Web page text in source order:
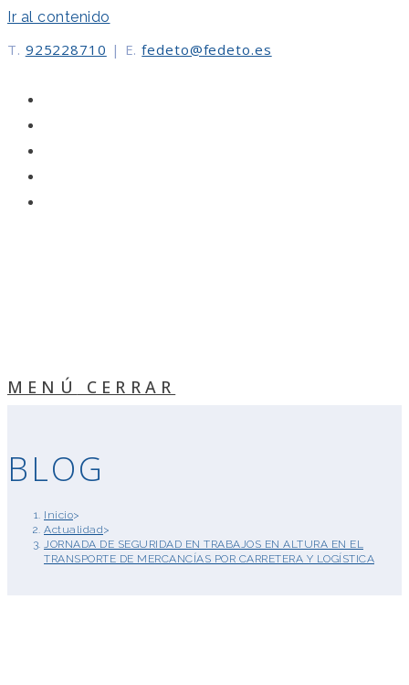
Ir al contenido
T. 925228710 | E. fedeto@fedeto.es
MENÚ CERRAR
BLOG
Inicio>
Actualidad>
JORNADA DE SEGURIDAD EN TRABAJOS EN ALTURA EN EL
TRANSPORTE DE MERCANCÍAS POR CARRETERA Y LOGÍSTICA